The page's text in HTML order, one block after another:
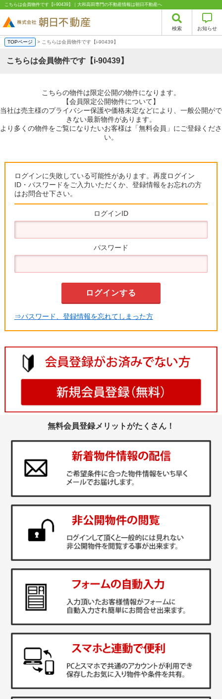
こちらは会員物件です【i-90439】｜大和高田専門の不動産情報は朝日不動産へ
検索 お知らせ
TOPページ > こちらは会員物件です【i-90439】
こちらは会員物件です【i-90439】
こちらの物件は限定公開の物件になります。
【会員限定公開物件について】
当社は売主様のプライバシー保護や価格未定などにより、一般公開がで
きない最新物件があります。
より多くの物件をご覧になりたいお客様は「無料会員」にご登録くださ
い。
ログインに失敗している可能性があります。再度ログイン
ID・パスワードをご入力いただくか、登録情報をお忘れの方
はお問合せ下さい。
ログインID
パスワード
⇒パスワード、登録情報を忘れてしまった方
無料会員登録メリットがたくさん！